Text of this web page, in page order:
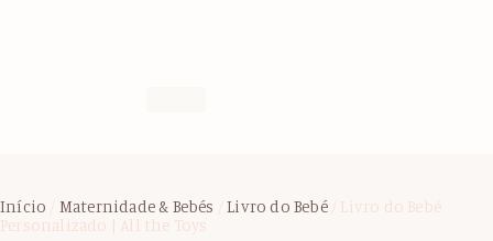
Início Maternidade & Bebés /Livro do Bebé/ Livro do Bebé
Personalizado | All the Toys